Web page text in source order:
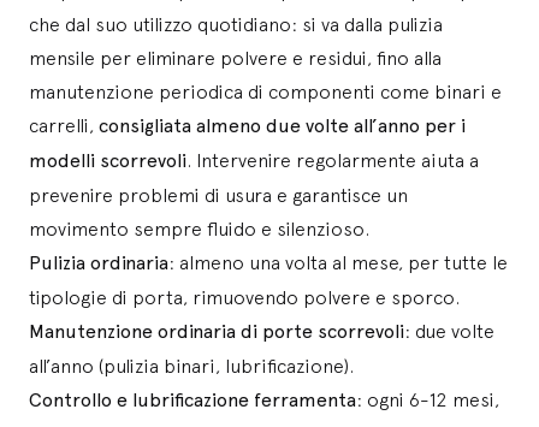
che dal suo utilizzo quotidiano: si va dalla pulizia
mensile per eliminare polvere e residui, fino alla
manutenzione periodica di componenti come binari e
carrelli, consigliata almeno due volte all’anno per i
modelli scorrevoli. Intervenire regolarmente aiuta a
prevenire problemi di usura e garantisce un
movimento sempre fluido e silenzioso.
Pulizia ordinaria: almeno una volta al mese, per tutte le
tipologie di porta, rimuovendo polvere e sporco.
Manutenzione ordinaria di porte scorrevoli: due volte
all’anno (pulizia binari, lubrificazione).
Controllo e lubrificazione ferramenta: ogni 6-12 mesi,